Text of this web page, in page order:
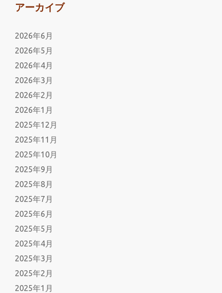
アーカイブ
2026年6月
2026年5月
2026年4月
2026年3月
2026年2月
2026年1月
2025年12月
2025年11月
2025年10月
2025年9月
2025年8月
2025年7月
2025年6月
2025年5月
2025年4月
2025年3月
2025年2月
2025年1月